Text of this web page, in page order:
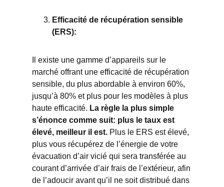
Efficacité de récupération sensible
(ERS):
Il existe une gamme d’appareils sur le
marché offrant une efficacité de récupération
sensible, du plus abordable à environ 60%,
jusqu’à 80% et plus pour les modèles à plus
haute efficacité. La règle la plus simple
s’énonce comme suit: plus le taux est
élevé, meilleur il est. Plus le ERS est élevé,
plus vous récupérez de l’énergie de votre
évacuation d’air vicié qui sera transférée au
courant d’arrivée d’air frais de l’extérieur, afin
de l’adoucir avant qu’il ne soit distribué dans